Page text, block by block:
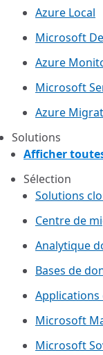
Azure Local
Microsoft
Azure
Microsoft
Azure
Solutions
Afficher
Sélection
Solutions
Centre de
Analytique
Bases de
Applications
Microsoft
Microsoft